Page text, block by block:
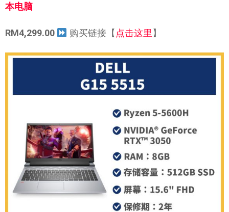
本电脑
RM4,299.00 购买链接【 点击这里 】